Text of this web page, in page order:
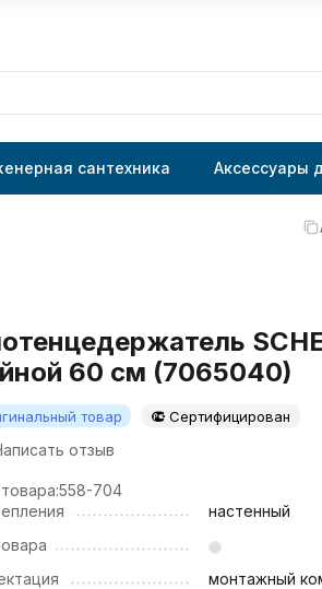
сантехника Аксессуары
60 см (7065040)
товар Сертифицирован
отзыв
558-704
настенный
монтажный